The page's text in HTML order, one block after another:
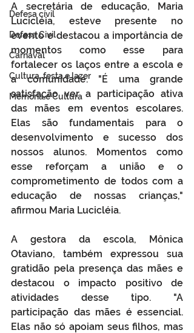
Defesa cívil
Defesa Civil
Carnaval
Cultura, festa e lazer
Memória e Cultura
A secretária de educação, Maria
Lucicléia, esteve presente no
evento e destacou a importância de
momentos como esse para
fortalecer os laços entre a escola e
a comunidade. "É uma grande
satisfação ver a participação ativa
das mães em eventos escolares.
Elas são fundamentais para o
desenvolvimento e sucesso dos
nossos alunos. Momentos como
esse reforçam a união e o
comprometimento de todos com a
educação de nossas crianças,"
afirmou Maria Lucicléia.
A gestora da escola, Mônica
Otaviano, também expressou sua
gratidão pela presença das mães e
destacou o impacto positivo de
atividades desse tipo. "A
participação das mães é essencial.
Elas não só apoiam seus filhos, mas